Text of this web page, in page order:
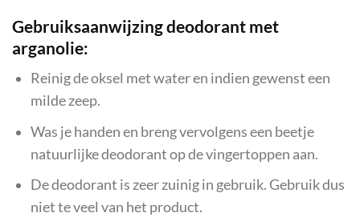
Gebruiksaanwijzing deodorant met
arganolie:
Reinig de oksel met water en indien gewenst een
milde zeep.
Was je handen en breng vervolgens een beetje
natuurlijke deodorant op de vingertoppen aan.
De deodorant is zeer zuinig in gebruik. Gebruik dus
niet te veel van het product.